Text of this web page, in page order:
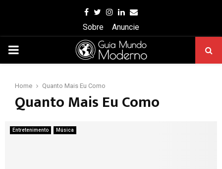
Facebook
Twitter
Instagram
Linkedin
Email
Sobre
Anuncie
PRIMARY
Home Quanto Mais Eu Como
Quanto Mais Eu Como
Entretenimento Música